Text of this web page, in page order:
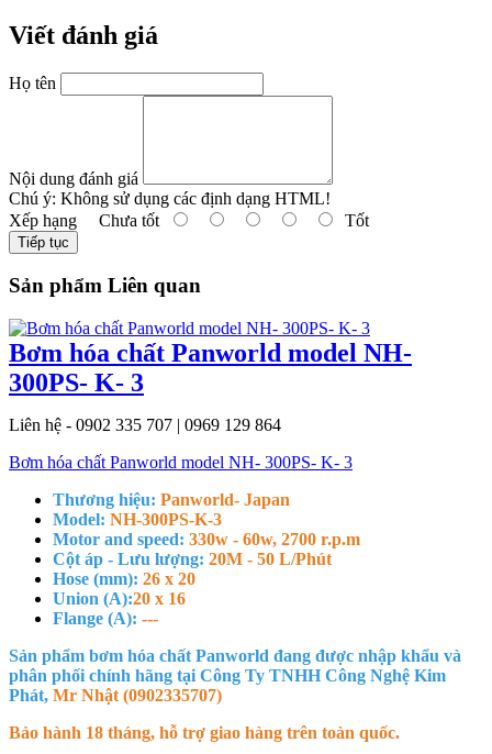
Viết đánh giá
Họ tên
Nội dung đánh giá
Chú ý: Không sử dụng các định dạng HTML!
Xếp hạng Chưa tốt Tốt
Tiếp tục
Sản phẩm Liên quan
Bơm hóa chất Panworld model NH-
300PS- K- 3
Liên hệ - 0902 335 707 | 0969 129 864
Bơm hóa chất Panworld model NH- 300PS- K- 3
Thương hiệu: Panworld- Japan
Model: NH-300PS-K-3
Motor and speed: 330w - 60w, 2700 r.p.m
Cột áp - Lưu lượng: 20M - 50 L/Phút
Hose (mm): 26 x 20
Union (A):20 x 16
Flange (A): ---
Sản phẩm bơm hóa chất Panworld đang được nhập khẩu và
phân phối chính hãng tại Công Ty TNHH Công Nghệ Kim
Phát, Mr Nhật (0902335707)
Bảo hành 18 tháng, hỗ trợ giao hàng trên toàn quốc.